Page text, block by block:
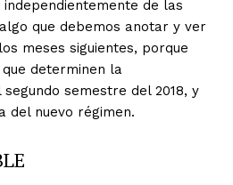
de las
que debemos anotar y ver
meses siguientes, porque
determinen la
semestre del 2018, y
del nuevo régimen.